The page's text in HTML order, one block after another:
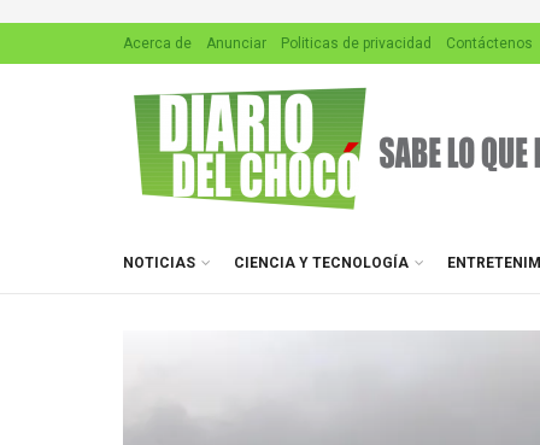
Acerca de Anunciar Politicas de privacidad Contáctenos
NOTICIAS CIENCIA Y TECNOLOGÍA